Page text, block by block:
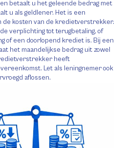
betaalt u het geleende bedrag met
u als geldlener. Het is een
de kosten van de kredietverstrekker.
verplichting tot terugbetaling, of
of een doorlopend krediet is. Bij een
het maandelijkse bedrag uit zowel
heeft
Let als leningnemer ook
aflossen.